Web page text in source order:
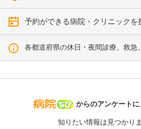
予約ができる病院・クリニックを
各都道府県の休日・夜間診療、救急
病院なび
からのアンケートに
知りたい情報は見つかり